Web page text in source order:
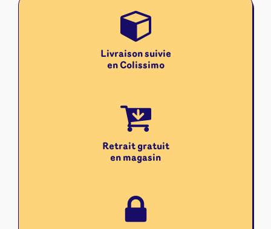
Livraison suivie
en Colissimo
Retrait gratuit
en magasin